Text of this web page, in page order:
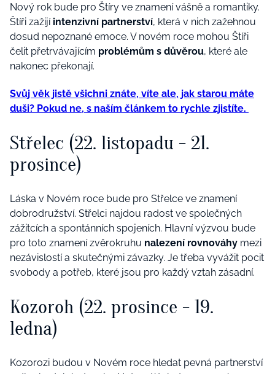
Nový rok bude pro Štíry ve znamení vášně a romantiky.
Štíři zažijí intenzivní partnerství, která v nich zažehnou
dosud nepoznané emoce. V novém roce mohou Štíři
čelit přetrvávajícím problémům s důvěrou, které ale
nakonec překonají.
Svůj věk jistě všichni znáte, víte ale, jak starou máte
duši? Pokud ne, s naším článkem to rychle zjistíte.
Střelec (22. listopadu - 21.
prosince)
Láska v Novém roce bude pro Střelce ve znamení
dobrodružství. Střelci najdou radost ve společných
zážitcích a spontánních spojeních. Hlavní výzvou bude
pro toto znamení zvěrokruhu nalezení rovnováhy mezi
nezávislostí a skutečnými závazky. Je třeba vyvážit pocit
svobody a potřeb, které jsou pro každý vztah zásadní.
Kozoroh (22. prosince - 19.
ledna)
Kozorozi budou v Novém roce hledat pevná partnerství